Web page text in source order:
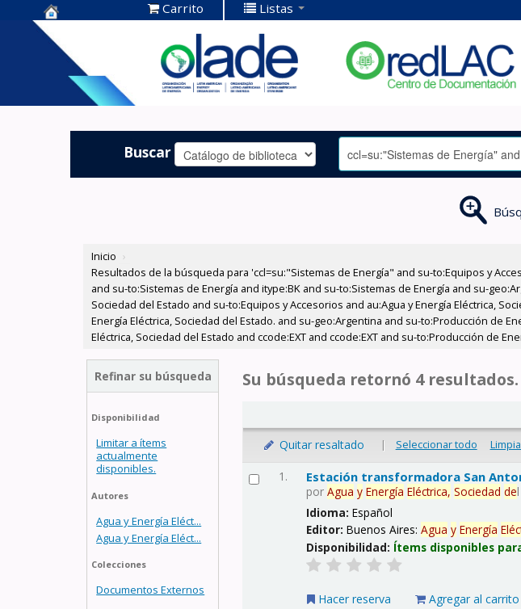
Centro de
Documentación
OLADE -
Carrito Listas
Buscar
Inicio ›
Resultados de la búsqueda para 'ccl=su:"Sistemas de Energía" and su-to:Equipos y
and su-to:Sistemas de Energía and itype:BK and su-to:Sistemas de Energía and su-
Sociedad del Estado and su-to:Equipos y Accesorios and au:Agua y Energía Eléctrica,
Energía Eléctrica, Sociedad del Estado. and su-geo:Argentina and su-to:Producción de
Eléctrica, Sociedad del Estado and ccode:EXT and ccode:EXT and su-to:Producción de
Refinar su búsqueda
Disponibilidad
Limitar a ítems
actualmente
disponibles.
Autores
Agua y Energía Eléct...
Agua y Energía Eléct...
Colecciones
Documentos Externos
Su búsqueda retornó 4 resultados.
Quitar resaltado | Seleccionar todo
1. Estación transformadora San
porAgua y Energía Eléctrica, Sociedad de
Idioma:Español
Editor:Buenos Aires:Agua y Energía
Disponibilidad: Ítems disponibles
Hacer reserva Agregar al carrito